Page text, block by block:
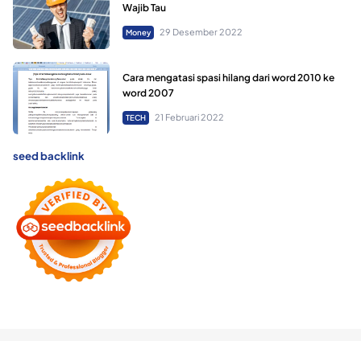
Wajib Tau
Money 29 Desember 2022
Cara mengatasi spasi hilang dari word 2010 ke
word 2007
TECH 21 Februari 2022
seed backlink